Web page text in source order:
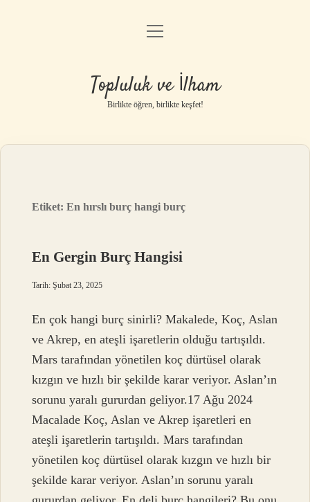
Anasayfa
Gizlilik Politikası
Yasal Uyarı
menüyü
Topluluk ve İlham
Birlikte öğren, birlikte keşfet!
Etiket:En hırslı burç hangi burç
En Gergin Burç Hangisi
Tarih: Şubat 23, 2025
En çok hangi burç sinirli? Makalede, Koç, Aslan
ve Akrep, en ateşli işaretlerin olduğu tartışıldı.
Mars tarafından yönetilen koç dürtüsel olarak
kızgın ve hızlı bir şekilde karar veriyor. Aslan’ın
sorunu yaralı gururdan geliyor.17 Ağu 2024
Macalade Koç, Aslan ve Akrep işaretleri en
ateşli işaretlerin tartışıldı. Mars tarafından
yönetilen koç dürtüsel olarak kızgın ve hızlı bir
şekilde karar veriyor. Aslan’ın sorunu yaralı